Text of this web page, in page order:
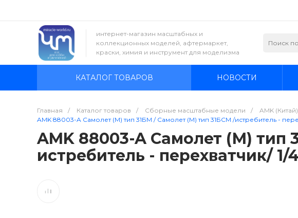
интернет-магазин масштабных и
коллекционных моделей, афтермаркет,
краски, химия и инструмент для моделизма
КАТАЛОГ ТОВАРОВ НОВОСТИ
Главная / Каталог товаров / Сборные масштабные модели / AMK (Китай)
AMK 88003-A Самолет (М) тип 31БМ / Самолет (М) тип 31БСМ /истребитель -
AMK 88003-A Самолет (М)
истребитель - перехватчик/ 1/